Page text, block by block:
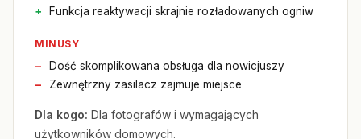
Funkcja reaktywacji skrajnie rozładowanych ogniw
MINUSY
Dość skomplikowana obsługa dla nowicjuszy
Zewnętrzny zasilacz zajmuje miejsce
Dla kogo: Dla fotografów i wymagających
użytkowników domowych.